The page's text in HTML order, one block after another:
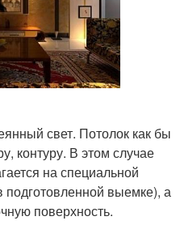
свет. Потолок как бы
контуру. В этом случае
на специальной
выемке), а
поверхность.